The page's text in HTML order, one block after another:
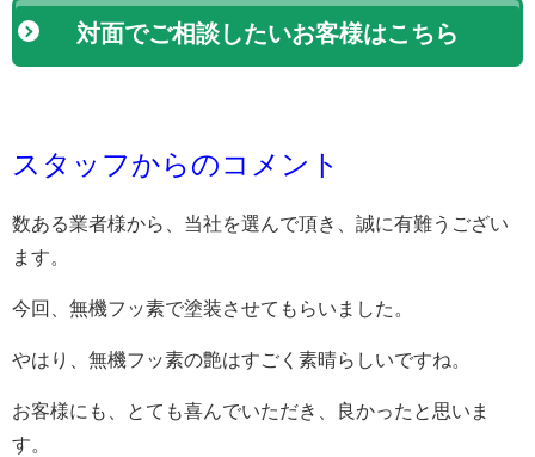
対面でご相談したいお客様はこちら
スタッフからのコメント
数ある業者様から、当社を選んで頂き、誠に有難うござい
ます。
今回、無機フッ素で塗装させてもらいました。
やはり、無機フッ素の艶はすごく素晴らしいですね。
お客様にも、とても喜んでいただき、良かったと思いま
す。